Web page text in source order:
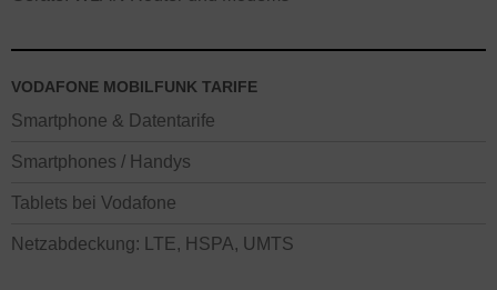
VODAFONE MOBILFUNK TARIFE
Smartphone & Datentarife
Smartphones / Handys
Tablets bei Vodafone
Netzabdeckung: LTE, HSPA, UMTS